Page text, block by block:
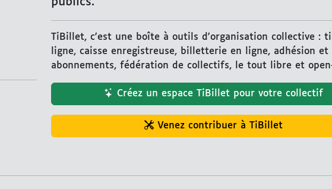
TiBillet, c'est une boîte à outils d'organisation collective :
ligne, caisse enregistreuse, billetterie en ligne, adhésion et
abonnements, fédération de collectifs, le tout libre et
Créez un espace TiBillet pour votre collectif
Venez contribuer à TiBillet